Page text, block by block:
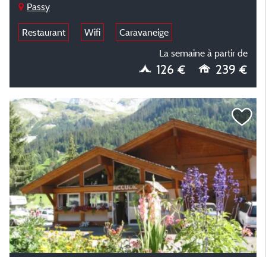
Passy
Restaurant Wifi
Caravaneige
La semaine à partir de
126 € 239 €